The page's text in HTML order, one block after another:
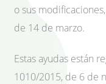
o sus
de 14 de marzo.
Estas ayudas están
1010/2015, de 6 de